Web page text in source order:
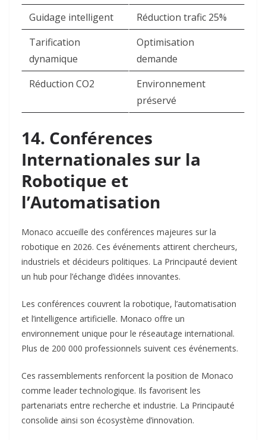
Guidage intelligent
Réduction trafic 25%
Tarification
dynamique
Optimisation
demande
Réduction CO2
Environnement
préservé
14. Conférences
Internationales sur la
Robotique et
l’Automatisation
Monaco accueille des conférences majeures sur la
robotique en 2026. Ces événements attirent chercheurs,
industriels et décideurs politiques. La Principauté devient
un hub pour l’échange d’idées innovantes.​
Les conférences couvrent la robotique, l’automatisation
et l’intelligence artificielle. Monaco offre un
environnement unique pour le réseautage international.
Plus de 200 000 professionnels suivent ces événements.​
Ces rassemblements renforcent la position de Monaco
comme leader technologique. Ils favorisent les
partenariats entre recherche et industrie. La Principauté
consolide ainsi son écosystème d’innovation.​